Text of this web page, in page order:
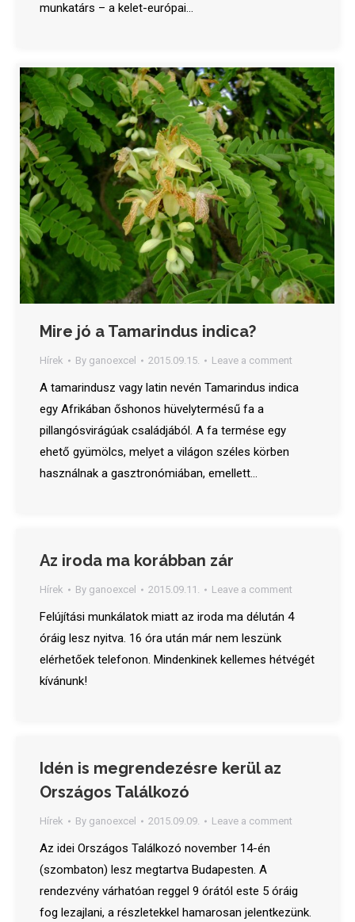
munkatárs – a kelet-európai…
Mire jó a Tamarindus indica?
Hírek By ganoexcel 2015.09.15. Leave a comment
A tamarindusz vagy latin nevén Tamarindus indica
egy Afrikában őshonos hüvelytermésű fa a
pillangósvirágúak családjából. A fa termése egy
ehető gyümölcs, melyet a világon széles körben
használnak a gasztronómiában, emellett…
Az iroda ma korábban zár
Hírek By ganoexcel 2015.09.11. Leave a comment
Felújítási munkálatok miatt az iroda ma délután 4
óráig lesz nyitva. 16 óra után már nem leszünk
elérhetőek telefonon. Mindenkinek kellemes hétvégét
kívánunk!
Idén is megrendezésre kerül az
Országos Találkozó
Hírek By ganoexcel 2015.09.09. Leave a comment
Az idei Országos Találkozó november 14-én
(szombaton) lesz megtartva Budapesten. A
rendezvény várhatóan reggel 9 órától este 5 óráig
fog lezajlani, a részletekkel hamarosan jelentkezünk.